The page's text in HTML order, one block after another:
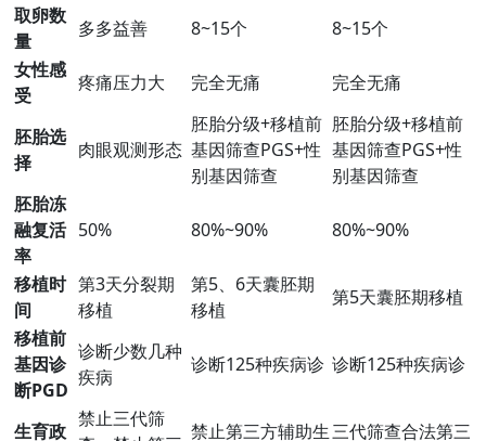
取卵数
量
多多益善 8~15个
8~15个
女性感
受
疼痛压力大 完全无痛 完全无痛
胚胎选
择
肉眼观测形态
胚胎分级+移植前
基因筛查PGS+性
别基因筛查
胚胎分级+移植前
基因筛查PGS+性
别基因筛查
胚胎冻
融复活
率
50% 80%~90% 80%~90%
移植时
间
第3天分裂期
移植
第5、6天囊胚期
移植
第5天囊胚期移植
移植前
基因诊
断PGD
诊断少数几种
疾病
诊断125种疾病诊 诊断125种疾病诊
生育政
禁止三代筛
禁止第三方辅助生三代筛查合法第三